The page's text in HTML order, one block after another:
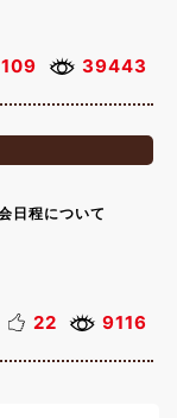
109 39443
日程について
22 9116